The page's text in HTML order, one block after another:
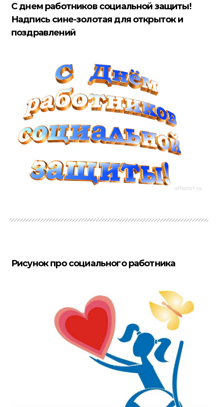
С днем работников социальной защиты!
Надпись сине-золотая для открыток и
поздравлений
Рисунок про социального работника